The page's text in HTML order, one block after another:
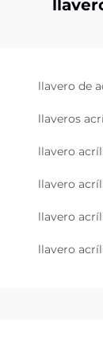
llavero de
llaveros
llavero
llavero
llavero
llavero